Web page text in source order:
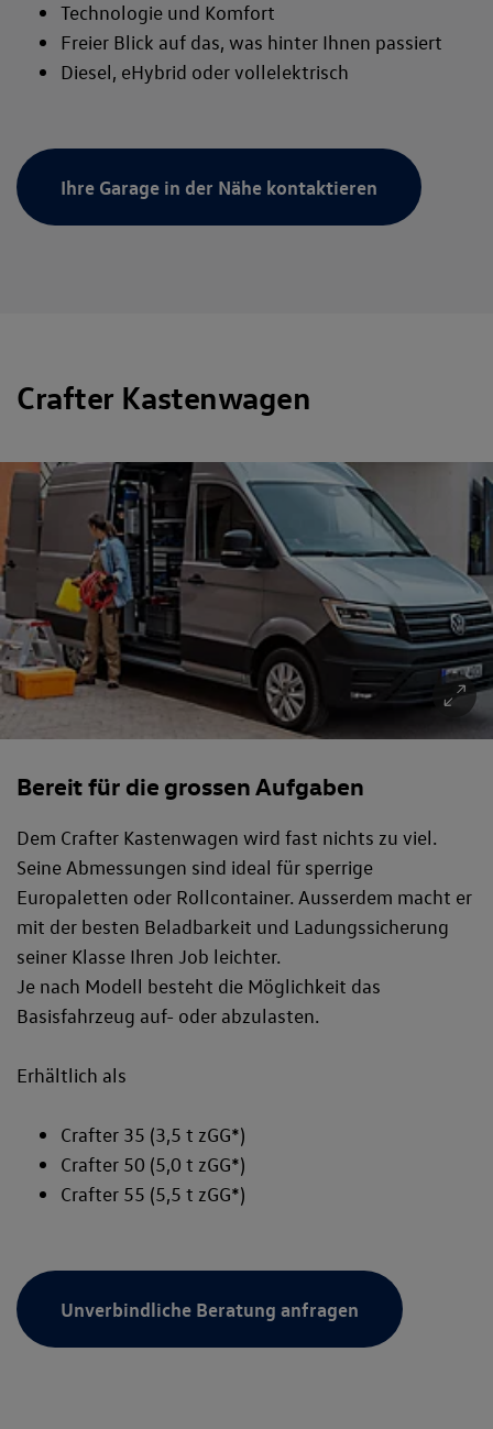
Technologie und Komfort
Freier Blick auf das, was hinter Ihnen passiert
Diesel, eHybrid oder vollelektrisch
Ihre Garage in der Nähe kontaktieren
Crafter Kastenwagen
Bereit für die grossen Aufgaben
Dem Crafter Kastenwagen wird fast nichts zu viel.
Seine Abmessungen sind ideal für sperrige
Europaletten oder Rollcontainer. Ausserdem macht er
mit der besten Beladbarkeit und Ladungssicherung
seiner Klasse Ihren Job leichter.
Je nach Modell besteht die Möglichkeit das
Basisfahrzeug auf- oder abzulasten.
Erhältlich als
Crafter 35 (3,5 t zGG*)
Crafter 50 (5,0 t zGG*)
Crafter 55 (5,5 t zGG*)
Unverbindliche Beratung anfragen